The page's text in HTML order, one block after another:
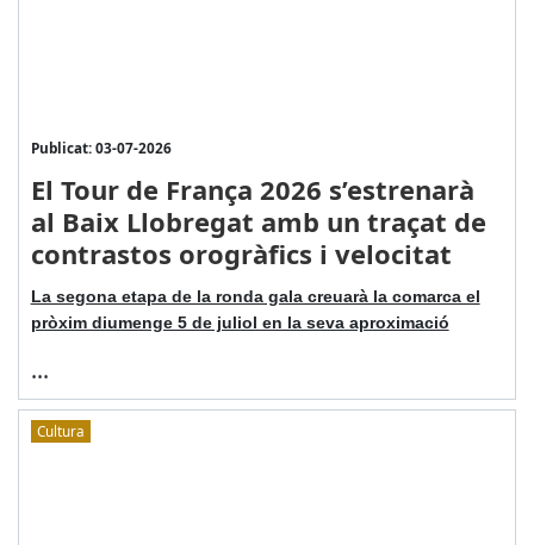
Publicat: 03-07-2026
El Tour de França 2026 s’estrenarà
al Baix Llobregat amb un traçat de
contrastos orogràfics i velocitat
La segona etapa de la ronda gala creuarà la comarca el
pròxim diumenge 5 de juliol en la seva aproximació
...
Cultura